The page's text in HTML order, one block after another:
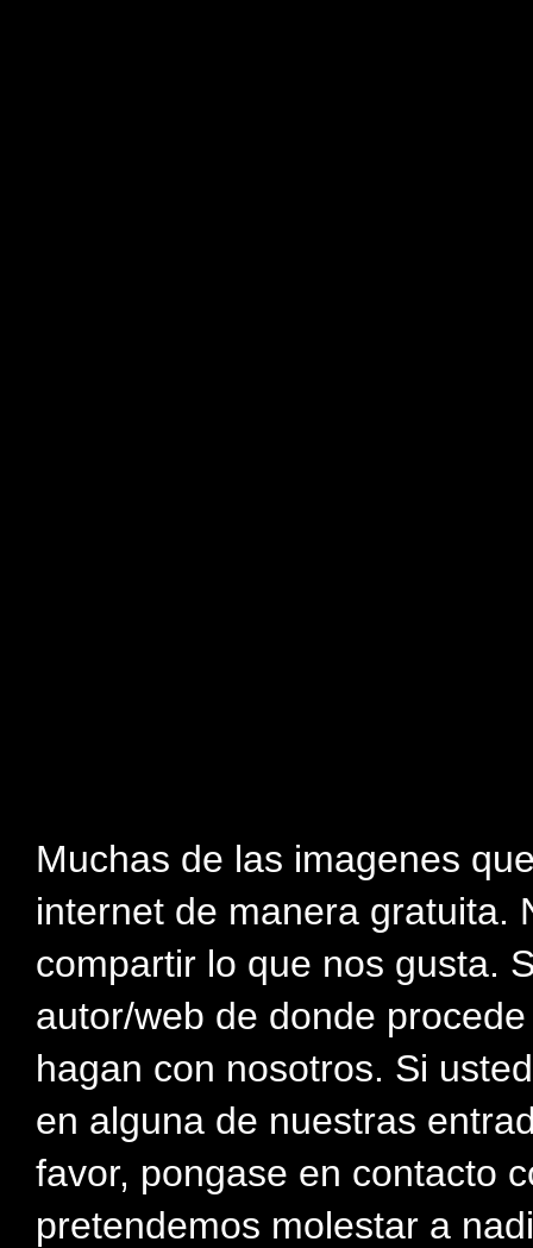
Muchas de las imagenes
internet de manera gratuita.
compartir lo que nos gusta.
autor/web de donde
hagan con nosotros. Si
en alguna de nuestras
favor, pongase en contacto
pretendemos molestar a